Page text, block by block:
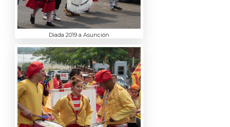
Diada 2019 a Asunción